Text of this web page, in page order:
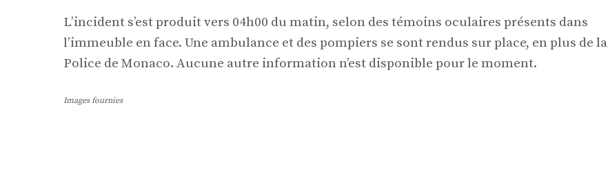
L’incident s’est produit vers 04h00 du matin, selon des témoins oculaires présents dans
l’immeuble en face. Une ambulance et des pompiers se sont rendus sur place, en plus de la
Police de Monaco. Aucune autre information n’est disponible pour le moment.
Images fournies